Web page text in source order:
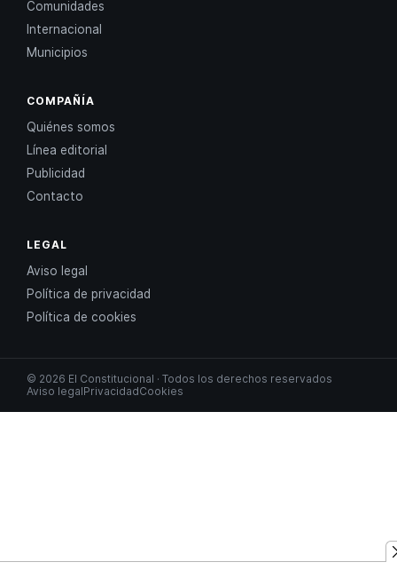
Comunidades
Internacional
Municipios
COMPAÑÍA
Quiénes somos
Línea editorial
Publicidad
Contacto
LEGAL
Aviso legal
Política de privacidad
Política de cookies
© 2026 El Constitucional · Todos los derechos reservados
Aviso legalPrivacidadCookies